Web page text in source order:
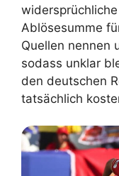
Ablösesumme
Quellen nennen
sodass unklar
den deutschen
tatsächlich